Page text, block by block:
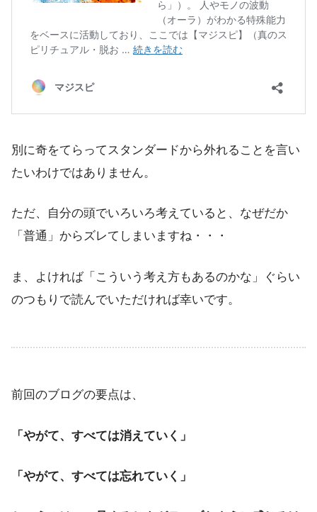
別に奇をてらってスタンダードから外れることを言い
たいわけではありません。
ただ、自分の頭でいろいろ考えていると、なぜだか
「普通」からズレてしまいますね・・・
ま、よければ「こういう考え方もあるのかな」ぐらい
のつもりで読んでいただければ幸いです。
前回のブログの要点は、
「やがて、すべては消えていく」
「やがて、すべては忘れていく」